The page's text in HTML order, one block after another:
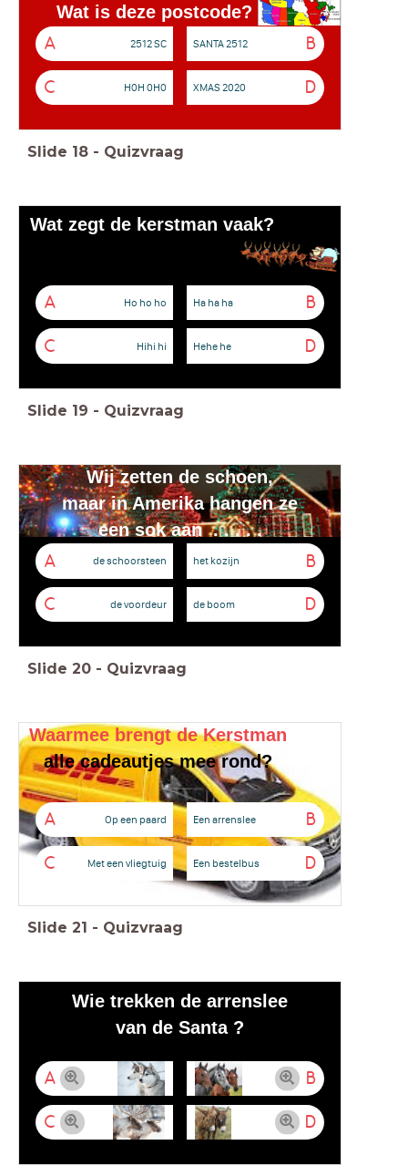
Wat is deze postcode?
A 2512 SC B
SANTA 2512
C H0H 0H0 D
XMAS 2020
Slide 18 - Quizvraag
Wat zegt de kerstman vaak?
A Ho ho ho B
Ha ha ha
C Hihi hi D
Hehe he
Slide 19 - Quizvraag
Wij zetten de schoen,
maar in Amerika hangen ze
een sok aan . . . . .
A de schoorsteen B
het kozijn
C de voordeur D
de boom
Slide 20 - Quizvraag
Waarmee brengt de Kerstman
alle cadeautjes mee rond?
A Op een paard B
Een arrenslee
C Met een vliegtuig D
Een bestelbus
Slide 21 - Quizvraag
Wie trekken de arrenslee
van de Santa ?
A B
C D